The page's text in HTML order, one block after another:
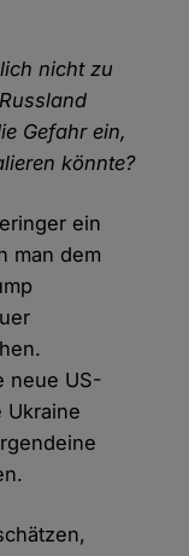
nicht zu
Gefahr ein,
könnte?
ein
man dem
neue US-
Ukraine